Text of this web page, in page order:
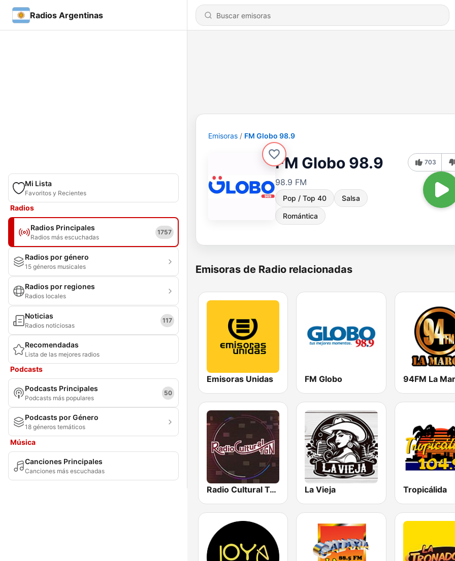
Radios Argentinas
Mi Lista
Favoritos y Recientes
Radios
Radios Principales
Radios más escuchadas
1757
Radios por género
15 géneros musicales
Radios por regiones
Radios locales
Noticias
Radios noticiosas
117
Recomendadas
Lista de las mejores radios
Podcasts
Podcasts Principales
Podcasts más populares
50
Podcasts por Género
18 géneros temáticos
Música
Canciones Principales
Canciones más escuchadas
Emisoras FM Globo 98.9
FM Globo 98.9
98.9 FM
Pop / Top 40 Salsa
Romántica
703
Emisoras de Radio relacionadas
Emisoras Unidas FM Globo 94FM La
Radio Cultural TGN La Vieja Tropicálida